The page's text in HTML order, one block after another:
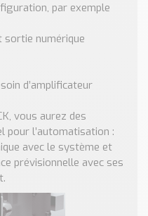
par exemple
sortie numérique
d’amplificateur
vous aurez des
pour l’automatisation :
avec le système et
prévisionnelle avec ses